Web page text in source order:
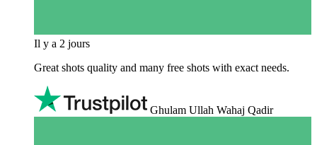
Il y a 2 jours
Great shots quality and many free shots with exact needs.
Ghulam Ullah Wahaj Qadir